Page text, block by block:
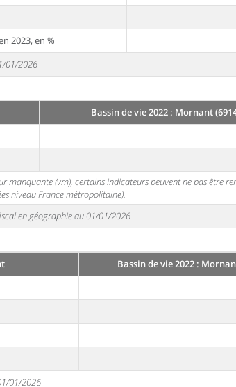
2023, en %
01/2026
Bassin de vie 2022 : Mornant
manquante (vm), certains indicateurs peuvent ne pas être
niveau France métropolitaine).
en géographie au 01/01/2026
Bassin de vie 2022 :
01/2026